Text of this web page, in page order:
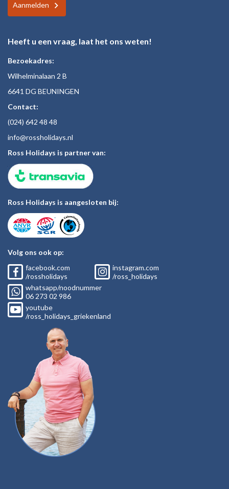
Aanmelden
Heeft u een vraag, laat het ons weten!
Bezoekadres:
Wilhelminalaan 2 B
6641 DG BEUNINGEN
Contact:
(024) 642 48 48
info@rossholidays.nl
Ross Holidays is partner van:
Ross Holidays is aangesloten bij:
Volg ons ook op:
facebook.com
/rossholidays
instagram.com
/ross_holidays
whatsapp/noodnummer
06 273 02 986
youtube
/ross_holidays_griekenland